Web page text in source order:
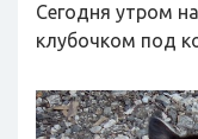
Сегодня утром
клубочком под